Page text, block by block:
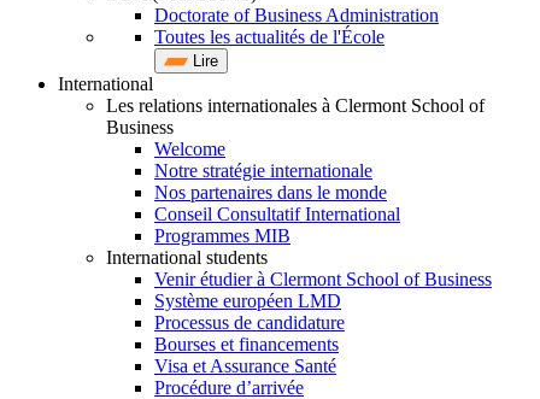
Doctorate of Business Administration
Toutes les actualités de l'École
Lire
International
Les relations internationales à Clermont School of
Business
Welcome
Notre stratégie internationale
Nos partenaires dans le monde
Conseil Consultatif International
Programmes MIB
International students
Venir étudier à Clermont School of Business
Système européen LMD
Processus de candidature
Bourses et financements
Visa et Assurance Santé
Procédure d’arrivée